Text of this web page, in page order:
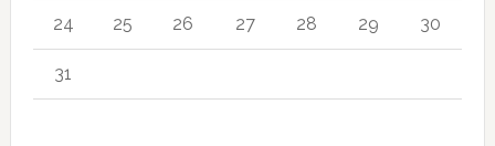
24 25 26 27 28 29 30
31